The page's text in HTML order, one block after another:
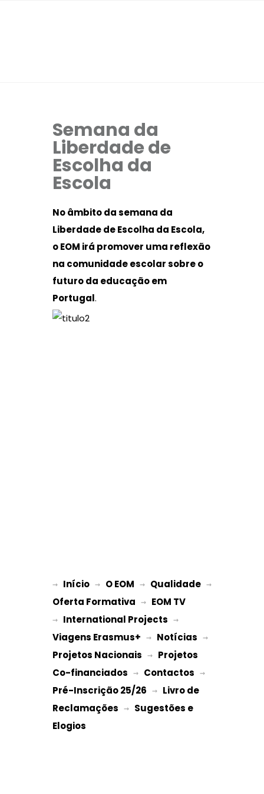
Semana da
Liberdade de
Escolha da
Escola
No âmbito da semana da
Liberdade de Escolha da Escola,
o EOM irá promover uma reflexão
na comunidade escolar sobre o
futuro da educação em
Portugal.
→ Início → O EOM → Qualidade
Oferta Formativa → EOM TV
→ International Projects
Viagens Erasmus+ → Notícias
Projetos Nacionais → Projetos
Co-financiados → Contactos
Pré-Inscrição 25/26 → Livro de
Reclamações → Sugestões e
Elogios